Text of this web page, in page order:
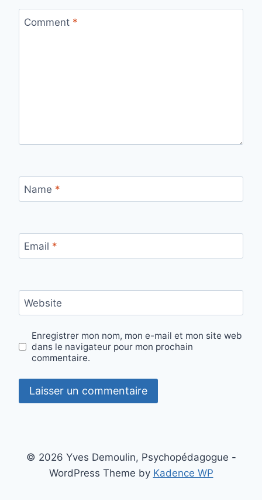
Comment *
Name *
Email *
Website
Enregistrer mon nom, mon e-mail et mon site web
dans le navigateur pour mon prochain
commentaire.
© 2026 Yves Demoulin, Psychopédagogue -
WordPress Theme by Kadence WP